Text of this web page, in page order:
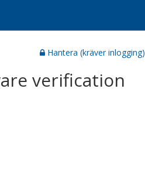
Hantera (kräver inlogging)
verification